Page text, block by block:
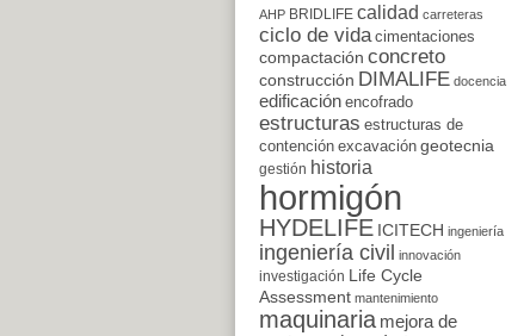
AHP BRIDLIFE calidad carreteras
ciclo de vida cimentaciones
compactación concreto
construcción DIMALIFE docencia
edificación encofrado
estructuras estructuras de
contención excavación geotecnia
gestión historia
hormigón
HYDELIFE ICITECH ingeniería
ingeniería civil innovación
investigación
Life Cycle
Assessment mantenimiento
maquinaria mejora de